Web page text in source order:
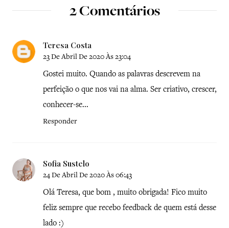
2 Comentários
Teresa Costa
23 De Abril De 2020 Às 23:04
Gostei muito. Quando as palavras descrevem na
perfeição o que nos vai na alma. Ser criativo, crescer,
conhecer-se...
Responder
Sofia Sustelo
24 De Abril De 2020 Às 06:43
Olá Teresa, que bom , muito obrigada! Fico muito
feliz sempre que recebo feedback de quem está desse
lado :)